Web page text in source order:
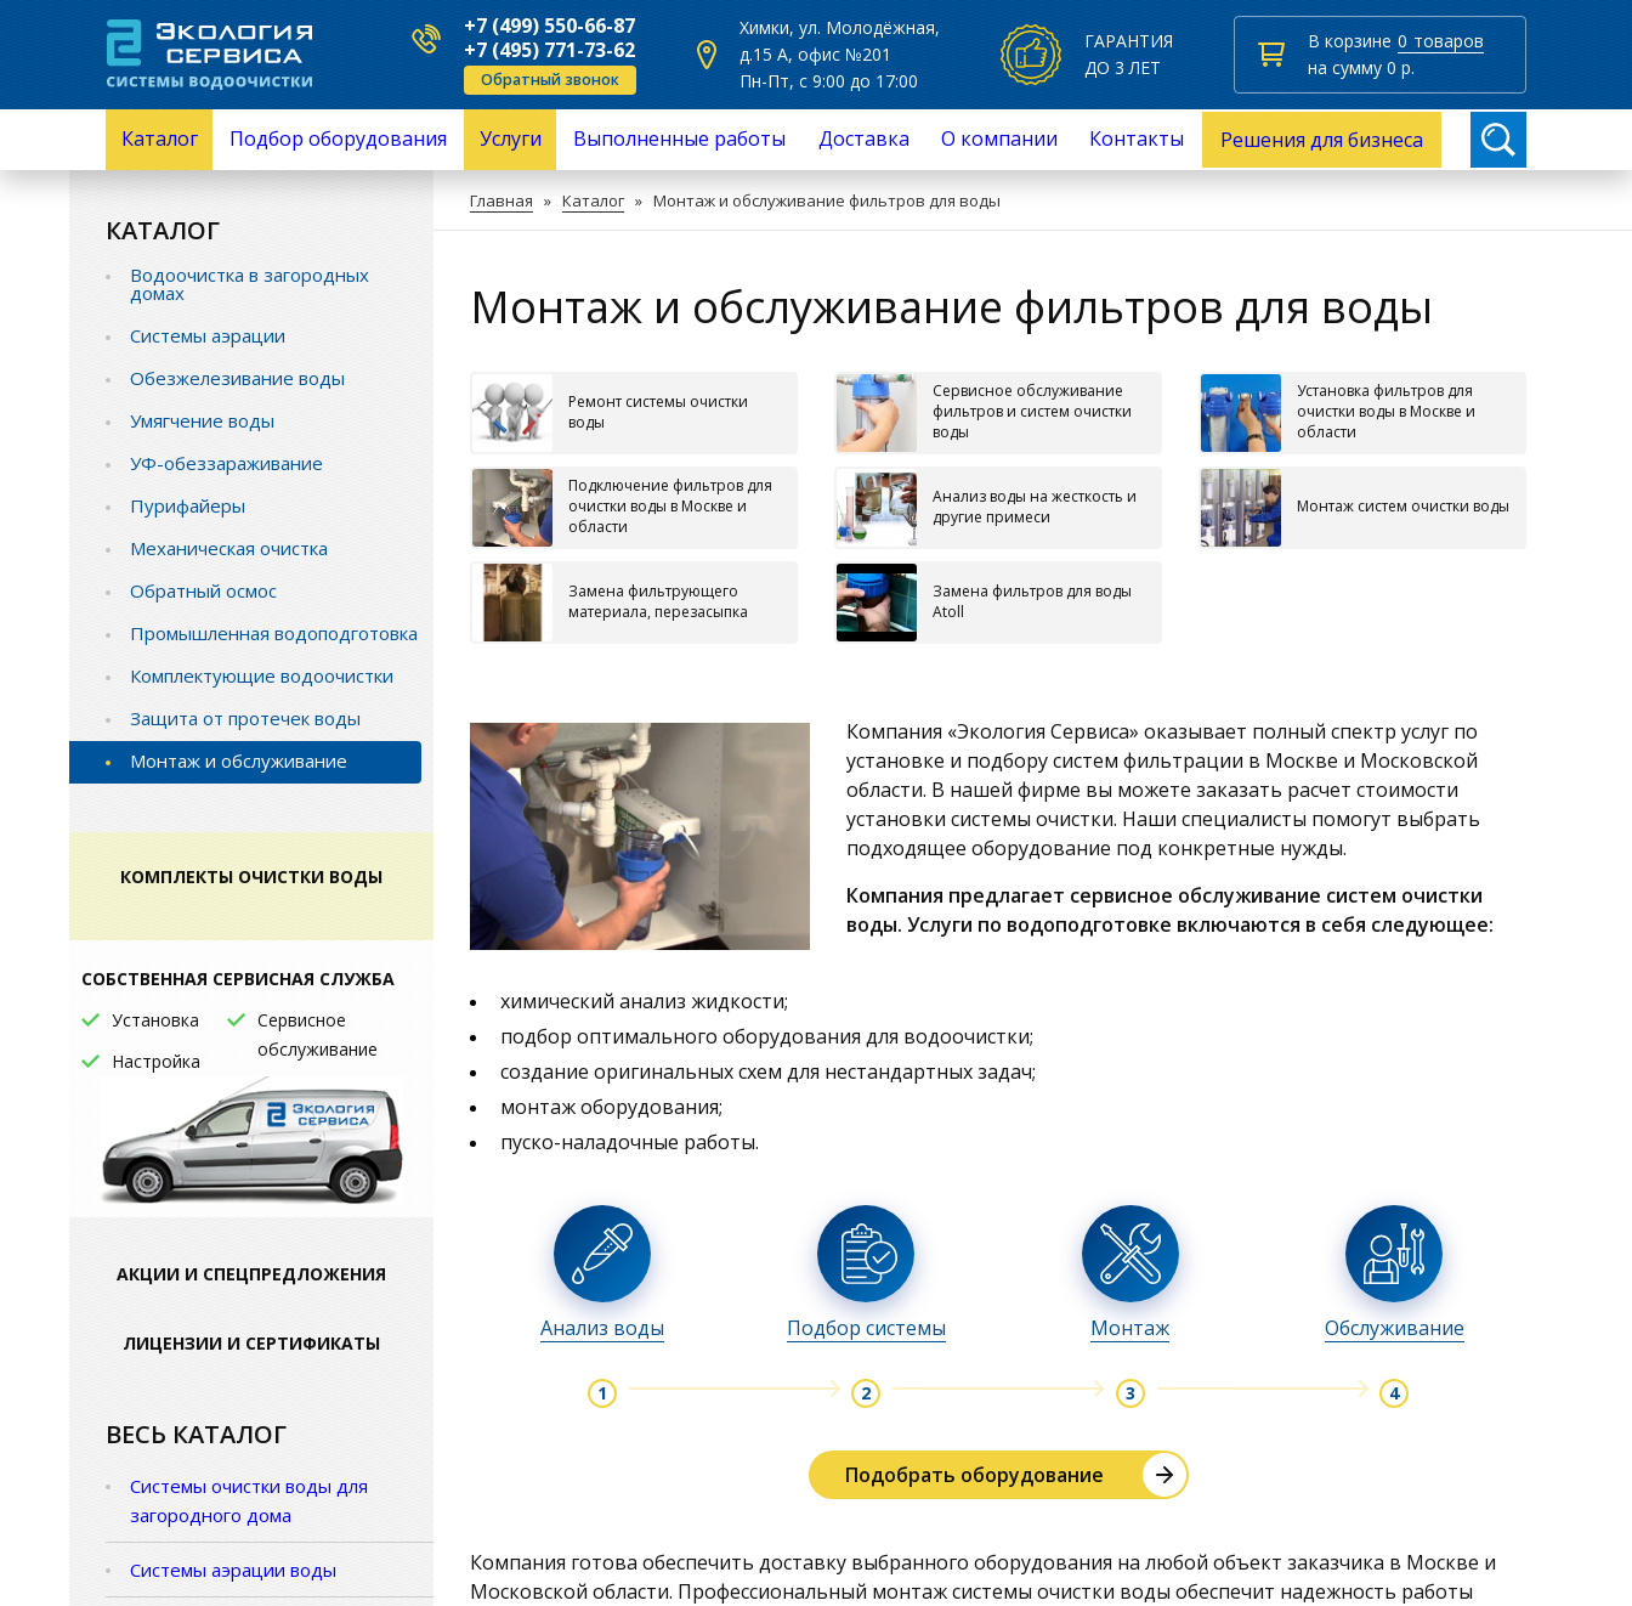
+7 (499) 550-66-87
+7 (495) 771-73-62
Обратный звонок
Химки, ул. Молодёжная,
д.15 А, офис №201
Пн-Пт, с 9:00 до 17:00
ГАРАНТИЯ
ДО 3 ЛЕТ
В корзине 0 товаров
на сумму 0 р.
Каталог
Водоочистка в загородных домах
Обезжелезивание воды
УФ-обеззараживание
Пурифайеры
Механическая очистка
Обратный осмос
Промышленная водоподготовка
Защита от протечек воды
Подбор оборудования Услуги
Ремонт
Установка фильтров для воды
примеси
Монтаж систем очистки воды
Замена фильтров для воды
Выполненные работы Доставка О компании Контакты Решения для бизнеса
Главная » Каталог » Монтаж и обслуживание фильтров для воды
Монтаж и обслуживание фильтров для воды
Ремонт системы очистки
воды
Сервисное обслуживание
фильтров и систем очистки
воды
Установка фильтров для
очистки воды в Москве и
области
Подключение фильтров для
очистки воды в Москве и
области
Анализ воды на жесткость и
другие примеси
Монтаж систем очистки воды
Замена фильтрующего
материала, перезасыпка
Замена фильтров для воды
Аtoll
Компания «Экология Сервиса» оказывает полный спектр услуг по
установке и подбору систем фильтрации в Москве и Московской
области. В нашей фирме вы можете заказать расчет стоимости
установки системы очистки. Наши специалисты помогут выбрать
подходящее оборудование под конкретные нужды.
Компания предлагает сервисное обслуживание систем очистки
воды. Услуги по водоподготовке включаются в себя следующее:
химический анализ жидкости;
подбор оптимального оборудования для водоочистки;
создание оригинальных схем для нестандартных задач;
монтаж оборудования;
пуско-наладочные работы.
Анализ воды Подбор системы Монтаж Обслуживание
Подобрать оборудование
Компания готова обеспечить доставку выбранного оборудования на любой объект заказчика в Москве и
Московской области. Профессиональный монтаж системы очистки воды обеспечит надежность работы
КАТАЛОГ
Водоочистка в загородных
домах
Системы аэрации
Обезжелезивание воды
Умягчение воды
УФ-обеззараживание
Пурифайеры
Механическая очистка
Обратный осмос
Промышленная водоподготовка
Комплектующие водоочистки
Защита от протечек воды
Монтаж и обслуживание
КОМПЛЕКТЫ ОЧИСТКИ ВОДЫ
СОБСТВЕННАЯ СЕРВИСНАЯ СЛУЖБА
Установка
Настройка
Сервисное
обслуживание
АКЦИИ И СПЕЦПРЕДЛОЖЕНИЯ
ЛИЦЕНЗИИ И СЕРТИФИКАТЫ
ВЕСЬ КАТАЛОГ
Системы очистки воды для
загородного дома
Системы аэрации воды
Продолжить покупки Перейти в корзину